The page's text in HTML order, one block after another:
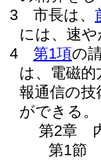
3
市長は、
には、速
4
第1項の
は、電磁的
報通信の
ができる。
第2章
第1節